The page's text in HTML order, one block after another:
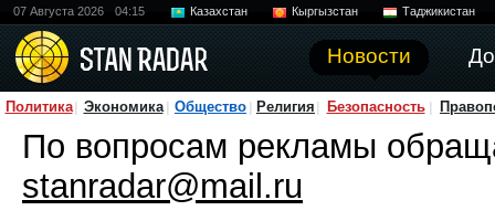
07 Августа 2026 04:15 Казахстан Кыргызстан Таджикистан
Новости
Политика Экономика Общество Религия Безопасность
По вопросам рекламы
stanradar@mail.ru